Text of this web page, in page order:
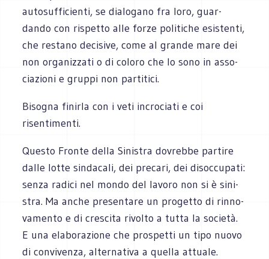
auto­suf­fi­cienti, se dia­lo­gano fra loro, guar­
dando con rispetto alle forze poli­ti­che esi­stenti,
che restano deci­sive, come al grande mare dei
non orga­niz­zati o di coloro che lo sono in asso­
cia­zioni e gruppi non partitici.
Biso­gna finirla con i veti incro­ciati e coi
risentimenti.
Que­sto Fronte della Sini­stra dovrebbe par­tire
dalle lotte sin­da­cali, dei pre­cari, dei disoc­cu­pati:
senza radici nel mondo del lavoro non si è sini­
stra. Ma anche pre­sen­tare un pro­getto di rin­no­
va­mento e di cre­scita rivolto a tutta la società.
E una ela­bo­ra­zione che pro­spetti un tipo nuovo
di con­vi­venza, alter­na­tiva a quella attuale.